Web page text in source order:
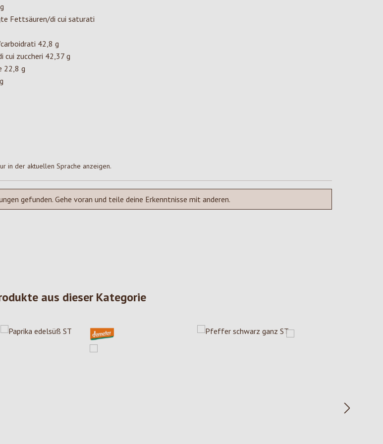
Fettsäuren/di cui saturati
42,8 g
cui zuccheri 42,37 g
22,8 g
in der aktuellen Sprache anzeigen.
gefunden. Gehe voran und teile deine Erkenntnisse mit anderen.
aus dieser Kategorie